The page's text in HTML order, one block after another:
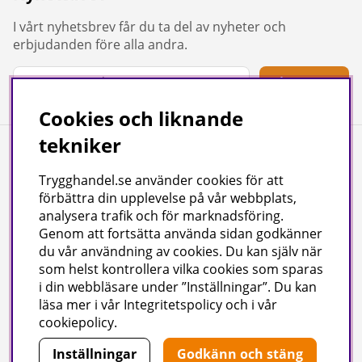
I vårt nyhetsbrev får du ta del av nyheter och
erbjudanden före alla andra.
Signa upp
Information
Hydropool Örebro
Kundtjänst
Reportage & Guider
Köpvillkor
Integritetspolicy
Uppgifter för leverans
Cookies och liknande
tekniker
Trygghandel.se använder cookies för att
förbättra din upplevelse på vår webbplats,
analysera trafik och för marknadsföring.
Genom att fortsätta använda sidan godkänner
du vår användning av cookies. Du kan själv när
som helst kontrollera vilka cookies som sparas
i din webbläsare under ”Inställningar”. Du kan
läsa mer i vår Integritetspolicy och i vår
cookiepolicy.
Inställningar
Godkänn och stäng